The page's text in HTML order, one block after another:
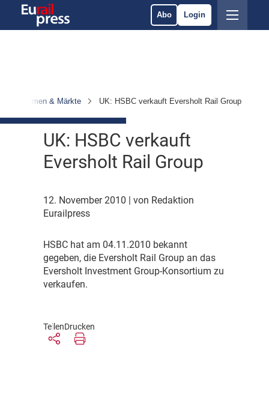
Abo Login
Unternehmen & Märkte UK: HSBC verkauft Eversholt Rail Group
UK: HSBC verkauft
Eversholt Rail Group
12. November 2010
| von Redaktion
Eurailpress
HSBC hat am 04.11.2010 bekannt
gegeben, die Eversholt Rail Group an das
Eversholt Investment Group-Konsortium zu
verkaufen.
TeilenDrucken